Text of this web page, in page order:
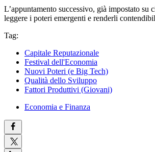
L’appuntamento successivo, già impostato
leggere i poteri emergenti e renderli
Tag:
Capitale Reputazionale
Festival dell'Economia
Nuovi Poteri (e Big Tech)
Qualità dello Sviluppo
Fattori Produttivi (Giovani)
Economia e Finanza